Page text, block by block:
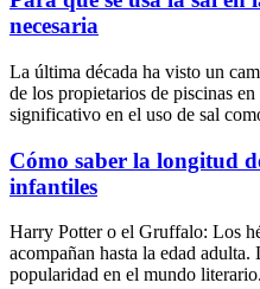
necesaria
La última década ha visto un
de los propietarios de piscinas
significativo en el uso de sal
Cómo saber la longitud
infantiles
Harry Potter o el Gruffalo: Los
acompañan hasta la edad
popularidad en el mundo